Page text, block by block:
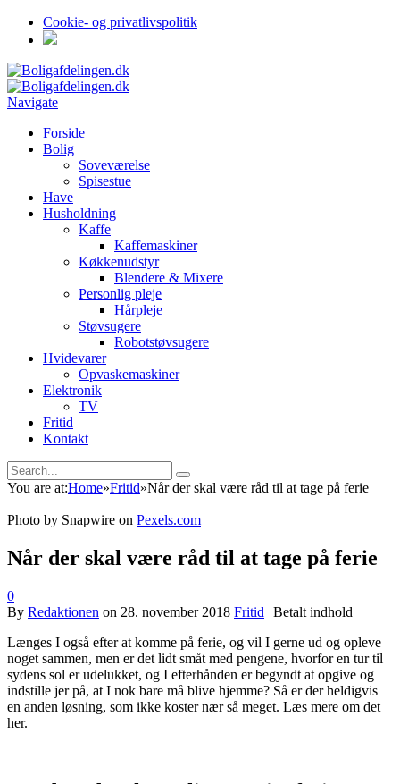
Cookie- og privatlivspolitik
Navigate
Forside
Bolig
Soveværelse
Spisestue
Have
Husholdning
Kaffe
Kaffemaskiner
Køkkenudstyr
Blendere & Mixere
Personlig pleje
Hårpleje
Støvsugere
Robotstøvsugere
Hvidevarer
Opvaskemaskiner
Elektronik
TV
Fritid
Kontakt
You are at:Home»Fritid»Når der skal være råd til at tage på ferie
Photo by Snapwire on Pexels.com
Når der skal være råd til at tage på ferie
0
By Redaktionen on 28. november 2018 Fritid
Længes I også efter at komme på ferie, og vil I gerne ud og opleve
noget sammen, men er det lidt småt med pengene, hvorfor en tur til
sydens sol er udelukket, og I efterhånden er begyndt at opgive og
indstille jer på, at I nok bare må blive hjemme? Så er der heldigvis
en anden løsning, som ikke koster nær så meget. Læs mere om det
her.